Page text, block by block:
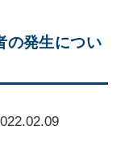
の発生につい